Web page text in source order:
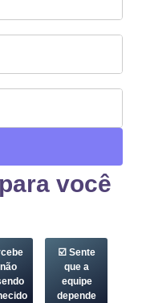
você
☑️ Sente
que a
equipe
depende